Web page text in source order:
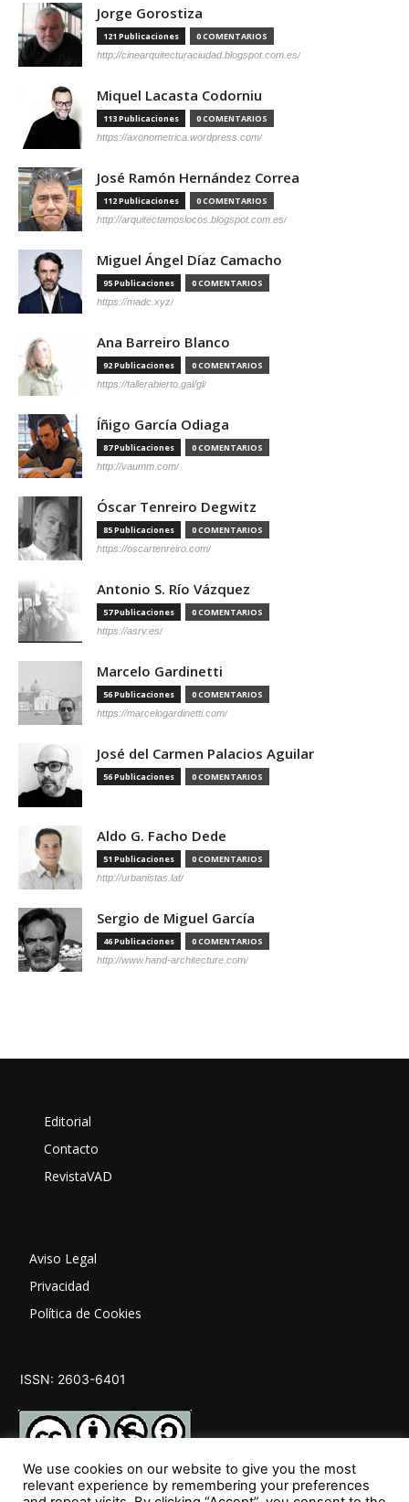
Jorge Gorostiza
121 Publicaciones 0 COMENTARIOS
http://cinearquitecturaciudad.blogspot.com.es/
Miquel Lacasta Codorniu
113 Publicaciones 0 COMENTARIOS
https://axonometrica.wordpress.com/
José Ramón Hernández Correa
112 Publicaciones 0 COMENTARIOS
http://arquitectamoslocos.blogspot.com.es/
Miguel Ángel Díaz Camacho
95 Publicaciones 0 COMENTARIOS
https://madc.xyz/
Ana Barreiro Blanco
92 Publicaciones 0 COMENTARIOS
https://tallerabierto.gal/gl/
Íñigo García Odiaga
87 Publicaciones 0 COMENTARIOS
http://vaumm.com/
Óscar Tenreiro Degwitz
85 Publicaciones 0 COMENTARIOS
https://oscartenreiro.com/
Antonio S. Río Vázquez
57 Publicaciones 0 COMENTARIOS
https://asrv.es/
Marcelo Gardinetti
56 Publicaciones 0 COMENTARIOS
https://marcelogardinetti.com/
José del Carmen Palacios Aguilar
56 Publicaciones 0 COMENTARIOS
Aldo G. Facho Dede
51 Publicaciones 0 COMENTARIOS
http://urbanistas.lat/
Sergio de Miguel García
46 Publicaciones 0 COMENTARIOS
http://www.hand-architecture.com/
Editorial
Contacto
RevistaVAD
Aviso Legal
Privacidad
Política de Cookies
ISSN: 2603-6401
We use cookies on our website to give you the most
relevant experience by remembering your preferences